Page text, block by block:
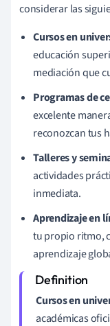
considerar las
Cursos en
educación
mediación que
Programas de
excelente
reconozcan tus
Talleres y
actividades
inmediata.
Aprendizaje en
tu propio ritmo,
aprendizaje
Cursos en
académicas